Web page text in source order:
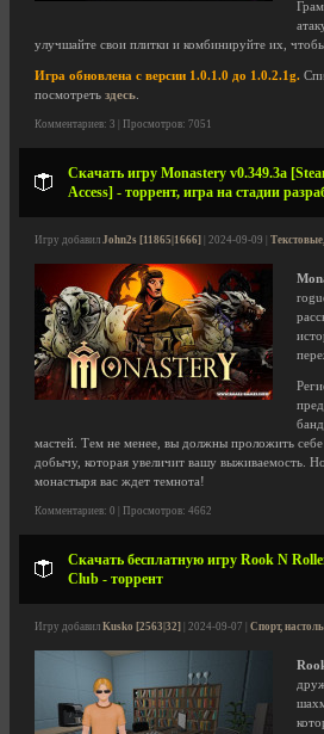
улучшайте свои плитки и комбинируйте их,
Игра обновлена с версии 1.0.1.0 до 1.0.2.1g.
посмотреть здесь
Комментариев: 3 | Просмотров: 7051
Скачать игру Monastery v0.349.3a
Access] - торрент, игра на стадии
Игру добавил John2s [11865|1666] | 2024-09-09 |
мастей. Тем не менее, вы должны проложить
добычу, которая увеличит вашу выживаемость.
монастыря вас ждет темнота!
Комментариев: 0 | Просмотров: 4662
Скачать бесплатную игру Rook N
Club - торрент
Игру добавил Kusko [2563|32] | 2024-09-07 | Спорт,